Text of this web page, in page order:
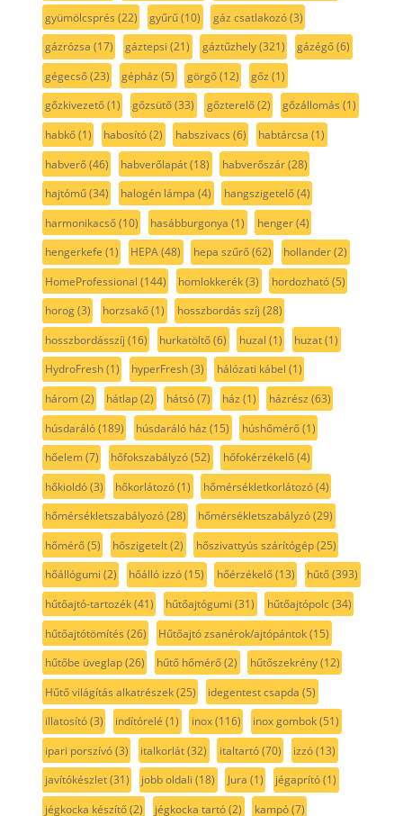
gyümölcsprés (22) gyűrű(10) gáz csatlakozó(3)
gázrózsa (17) gáztepsi (21) gáztűzhely(321) gázégő(6)
gégecső(23) gépház (5) görgő(12) gőz (1)
gőzkivezető(1) gőzsütő(33) gőzterelő(2) gőzállomás (1)
habkő(1) habosító(2) habszivacs (6) habtárcsa (1)
habverő(46) habverőlapát(18) habverőszár(28)
hajtómű(34) halogén lámpa (4) hangszigetelő(4)
harmonikacső(10) hasábburgonya (1) henger(4)
hengerkefe (1) HEPA(48) hepa szűrő(62) hollander(2)
HomeProfessional (144) homlokkerék(3) hordozható(5)
horog(3) horzsakő(1) hosszbordás szíj (28)
hosszbordásszíj (16) hurkatöltő(6) huzal (1) huzat(1)
HydroFresh(1) hyperFresh(3) hálózati kábel (1)
három(2) hátlap(2) hátsó(7) ház (1) házrész (63)
húsdaráló(189) húsdaráló ház (15) húshőmérő(1)
hőelem(7) hőfokszabályzó(52) hőfokérzékelő(4)
hőkioldó(3) hőkorlátozó(1) hőmérsékletkorlátozó(4)
hőmérsékletszabályozó(28) hőmérsékletszabályzó(29)
hőmérő(5) hőszigetelt(2) hőszivattyús szárítógép(25)
hőállógumi (2) hőálló izzó(15) hőérzékelő(13) hűtő(393)
hűtőajtó-tartozék(41) hűtőajtógumi (31) hűtőajtópolc(34)
hűtőajtótömítés (26) Hűtőajtó zsanérok/ajtópántok(15)
hűtőbe üveglap(26) hűtő hőmérő(2) hűtőszekrény(12)
Hűtő világítás alkatrészek(25) idegentest csapda (5)
illatosító(3) indítórelé (1) inox(116) inox gombok(51)
ipari porszívó(3) italkorlát(32) italtartó(70) izzó(13)
javítókészlet(31) jobb oldali (18) Jura (1) jégaprító(1)
jégkocka készítő(2) jégkocka tartó(2) kampó(7)